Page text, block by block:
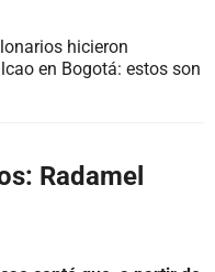
hicieron
en Bogotá: estos son
Radamel